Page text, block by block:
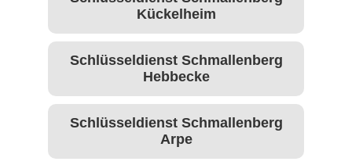
Kückelheim
Schlüsseldienst Schmallenberg
Hebbecke
Schlüsseldienst Schmallenberg
Arpe